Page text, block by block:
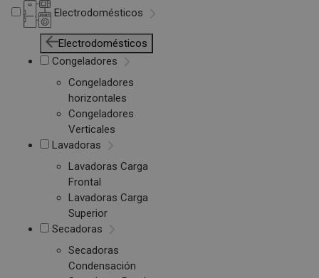
Electrodomésticos
Electrodomésticos
Congeladores
Congeladores
horizontales
Congeladores
Verticales
Lavadoras
Lavadoras Carga
Frontal
Lavadoras Carga
Superior
Secadoras
Secadoras
Condensación